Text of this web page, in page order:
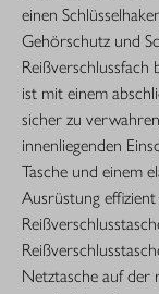
einen
Gehörschutz und
ist mit einem
sicher zu
innenliegenden
Tasche und einem
Ausrüstung
Netztasche auf der